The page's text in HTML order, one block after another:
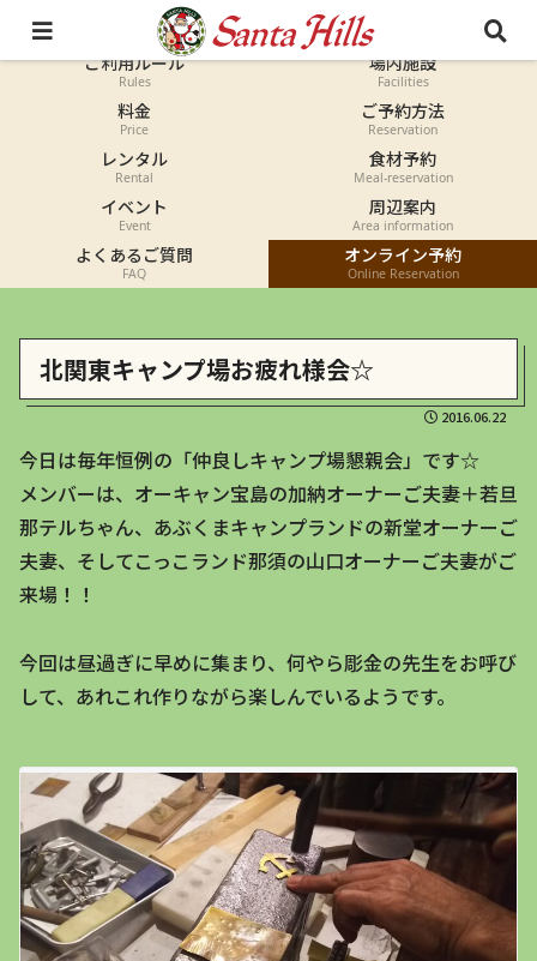
オートキャンプ
Auto-camp
ご利用ルール
Rules
場内施設
Facilities
料金
Price
ご予約方法
Reservation
レンタル
Rental
食材予約
Meal-reservation
イベント
Event
周辺案内
Area information
よくあるご質問
FAQ
オンライン予約
Online Reservation
北関東キャンプ場お疲れ様会☆
2016.06.22
今日は毎年恒例の「仲良しキャンプ場懇親会」です☆
メンバーは、オーキャン宝島の加納オーナーご夫妻＋若旦
那テルちゃん、あぶくまキャンプランドの新堂オーナーご
夫妻、そしてこっこランド那須の山口オーナーご夫妻がご
来場！！
今回は昼過ぎに早めに集まり、何やら彫金の先生をお呼び
して、あれこれ作りながら楽しんでいるようです。